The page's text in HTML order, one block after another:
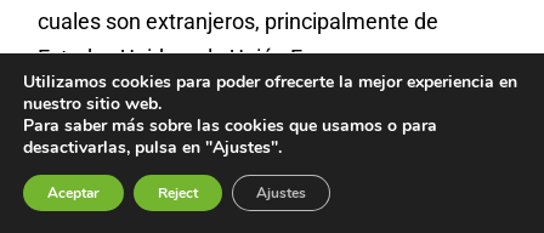
cuales son extranjeros, principalmente de
Estados Unidos y la Unión Europea.
Por su parte, el proyecto Naku está ubicado en
el territorio del pueblo indígena Sápara,
reconocido por la UNESCO como Patrimonio de
Utilizamos cookies para poder ofrecerte la mejor experiencia en
nuestro sitio web.
Para saber más sobre las cookies que usamos o para
desactivarlas, pulsa en "Ajustes".
Aceptar Reject Ajustes